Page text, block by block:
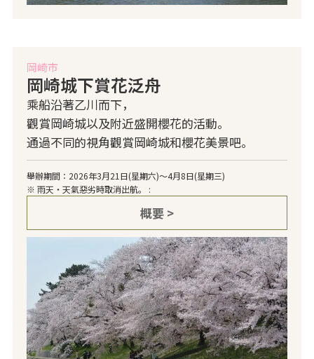
岡崎市
岡崎城下賞花泛舟
乘船沿著乙川而下，
觀賞岡崎城以及附近盛開櫻花的活動。
通過不同的視角觀賞岡崎城和櫻花美景吧。
舉辦期間：2026年3月21日(星期六)～4月8日(星期三)
※ 雨天・天氣惡劣時取消出航。 :
概要 >